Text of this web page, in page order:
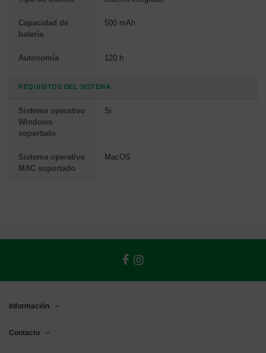
Capacidad de
batería
500 mAh
Autonomía 120 h
REQUISITOS DEL SISTEMA
Sistema operativo
Windows
soportado
Si
Sistema operativo
MAC soportado
MacOS
Información
Contacto